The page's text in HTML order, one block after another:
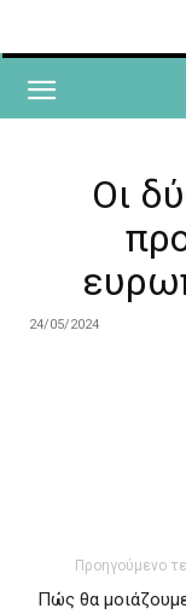
Οι
24/05/2024
Προηγούμενο
Πώς θα